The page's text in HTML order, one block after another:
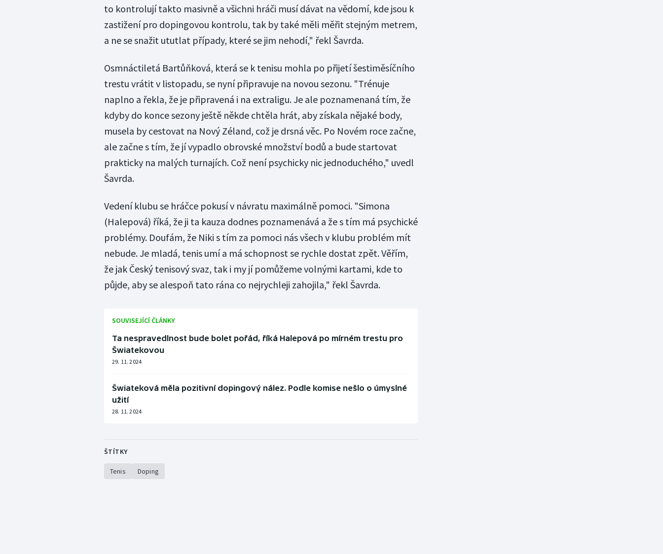
to kontrolují takto masivně a všichni hráči musí dávat na vědomí, kde jsou k
zastižení pro dopingovou kontrolu, tak by také měli měřit stejným metrem,
a ne se snažit ututlat případy, které se jim nehodí," řekl Šavrda.
Osmnáctiletá Bartůňková, která se k tenisu mohla po přijetí šestiměsíčního
trestu vrátit v listopadu, se nyní připravuje na novou sezonu. "Trénuje
naplno a řekla, že je připravená i na extraligu. Je ale poznamenaná tím, že
kdyby do konce sezony ještě někde chtěla hrát, aby získala nějaké body,
musela by cestovat na Nový Zéland, což je drsná věc. Po Novém roce začne,
ale začne s tím, že jí vypadlo obrovské množství bodů a bude startovat
prakticky na malých turnajích. Což není psychicky nic jednoduchého," uvedl
Šavrda.
Vedení klubu se hráčce pokusí v návratu maximálně pomoci. "Simona
(Halepová) říká, že ji ta kauza dodnes poznamenává a že s tím má psychické
problémy. Doufám, že Niki s tím za pomoci nás všech v klubu problém mít
nebude. Je mladá, tenis umí a má schopnost se rychle dostat zpět. Věřím,
že jak Český tenisový svaz, tak i my jí pomůžeme volnými kartami, kde to
půjde, aby se alespoň tato rána co nejrychleji zahojila," řekl Šavrda.
SOUVISEJÍCÍ ČLÁNKY
Ta nespravedlnost bude bolet pořád, říká Halepová po mírném trestu pro
Šwiatekovou
29. 11. 2024
Šwiateková měla pozitivní dopingový nález. Podle komise nešlo o úmyslné
užití
28. 11. 2024
ŠTÍTKY
Tenis Doping